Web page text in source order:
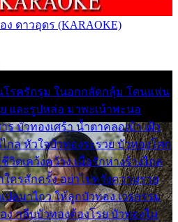
ดาวอุดร (KARAOKE)
โรครักรุม ในอกกลัดกลุ้ม โดนแฟน
และรูปหล่อ มาพะเน้าพะนอ
ร บัวทองเศร้า น้ำตาคลอเบ้า เฝ้า
ล หัวใจบัวทองระรวย บัวทองโศก
วิตเคว้งคว้าง เมื่อรักห่างร้างไกล
ครสักครั้ง อย่าไปหวังความรวย
ปลมาไกว ให้ลูกบัวทอง เวรกรรม
ง กลีบบัวทองต้องโรย บัวทองไม่